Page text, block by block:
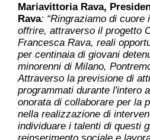
Mariavittoria Rava,
Rava: “Ringraziamo di cuore
offrire, attraverso il progetto
Francesca Rava, reali
per centinaia di giovani
minorenni di Milano,
Attraverso la previsione di
programmati durante l'intero
onorata di collaborare per la
nella realizzazione di
individuare i talenti di questi
reinserimento sociale e